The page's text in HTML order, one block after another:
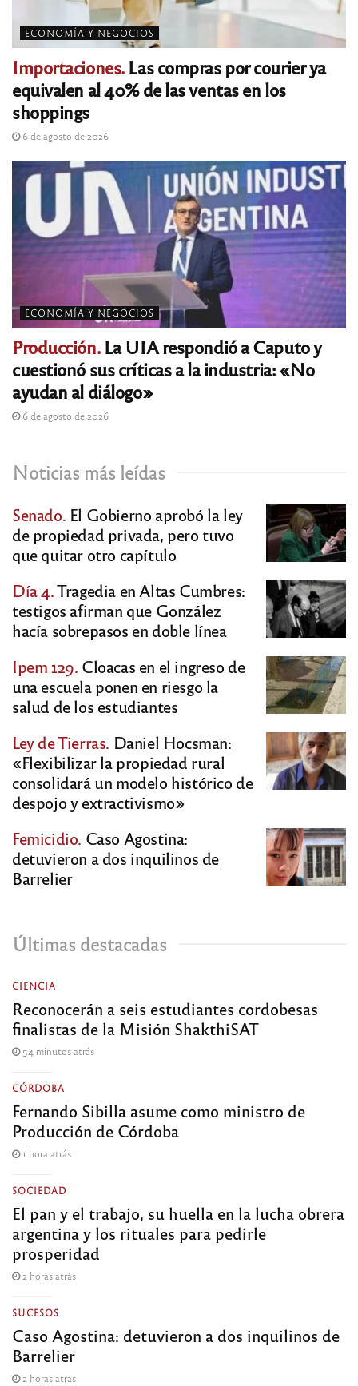
ECONOMÍA Y NEGOCIOS
Importaciones.Las compras por courier ya
equivalen al 40% de las ventas en los
shoppings
6 de agosto de 2026
ECONOMÍA Y NEGOCIOS
Producción.La UIA respondió a Caputo y
cuestionó sus críticas a la industria: «No
ayudan al diálogo»
6 de agosto de 2026
Noticias más leídas
Senado. El Gobierno aprobó la ley
de propiedad privada, pero tuvo
que quitar otro capítulo
Día 4.Tragedia en Altas Cumbres:
testigos afirman que González
hacía sobrepasos en doble línea
Ipem 129. Cloacas en el ingreso de
una escuela ponen en riesgo la
salud de los estudiantes
Ley de Tierras. Daniel Hocsman:
«Flexibilizar la propiedad rural
consolidará un modelo histórico de
despojo y extractivismo»
Femicidio. Caso Agostina:
detuvieron a dos inquilinos de
Barrelier
Últimas destacadas
CIENCIA
Reconocerán a seis estudiantes cordobesas
finalistas de la Misión ShakthiSAT
54 minutos atrás
CÓRDOBA
Fernando Sibilla asume como ministro de
Producción de Córdoba
1 hora atrás
SOCIEDAD
El pan y el trabajo, su huella en la lucha obrera
argentina y los rituales para pedirle
prosperidad
2 horas atrás
SUCESOS
Caso Agostina: detuvieron a dos inquilinos de
Barrelier
2 horas atrás